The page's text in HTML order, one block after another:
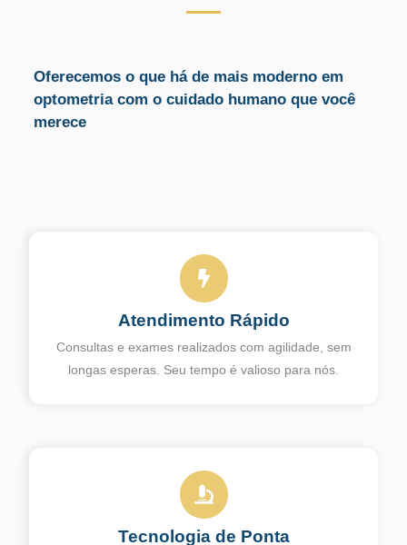
Oferecemos o que há de mais moderno em
optometria com o cuidado humano que você
merece
Atendimento Rápido
Consultas e exames realizados com agilidade, sem
longas esperas. Seu tempo é valioso para nós.
Tecnologia de Ponta